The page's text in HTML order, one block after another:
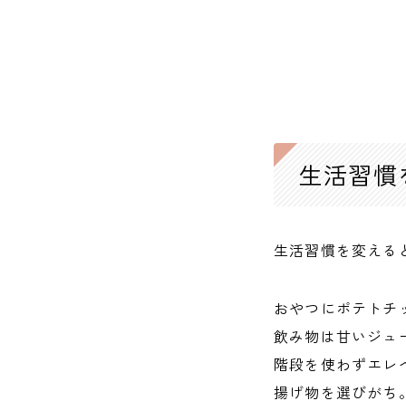
生活習
生活習慣を変える
おやつにポテトチ
飲み物は甘いジュ
階段を使わずエレ
揚げ物を選びがち